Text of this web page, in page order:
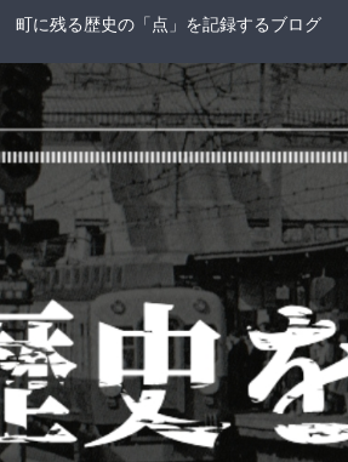
町に残る歴史の「点」を記録するブログ